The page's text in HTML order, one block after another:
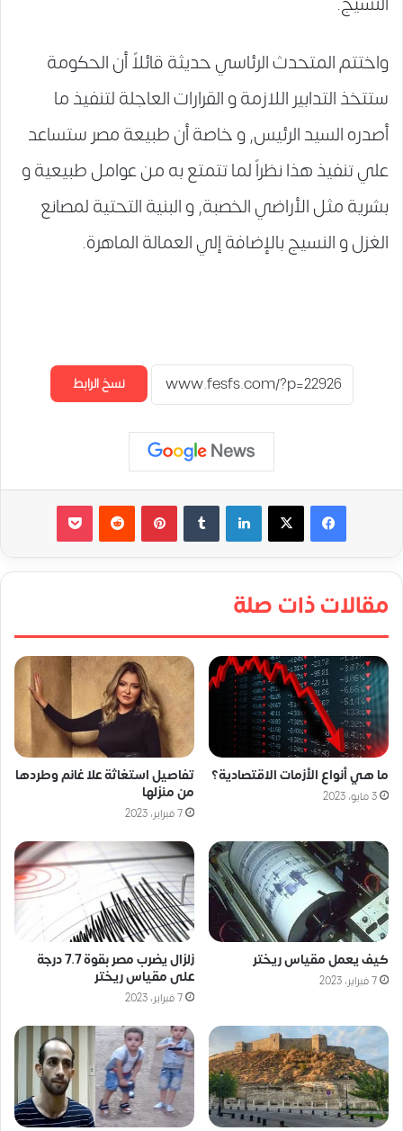
واختتم المتحدث الرئاسي حديثة قائلاً أن الحكومة
ستتخذ التدابير اللازمة و القرارات العاجلة لتنفيذ ما
أصدره السيد الرئيس, و خاصة أن طبيعة مصر ستساعد
علي تنفيذ هذا نظراً لما تتمتع به من عوامل طبيعية و
بشرية مثل الأراضي الخصبة, و البنية التحتية لمصانع
الغزل و النسيج بالإضافة إلي العمالة الماهرة.
نسخ الرابط
لينكدإن بينتيريست
مقالات ذات صلة
ما هي أنواع الأزمات الاقتصادية؟
3 مايو، 2023
تفاصيل استغاثة علا غانم وطردها
من منزلها
7 فبراير، 2023
كيف يعمل مقياس ريختر
7 فبراير، 2023
زلزال يضرب مصر بقوة 7.7 درجة
على مقياس ريختر
7 فبراير، 2023